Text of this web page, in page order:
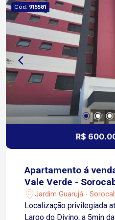
Espaço UBER, Elevador
Choperia, Playground,
Room já equipado.
Cód. 915581
R$
Apartamento á
Vale Verde -
Promocional de R$
Jardim Guarujá -
Localização privilegiada
Largo do Divino, a 5min